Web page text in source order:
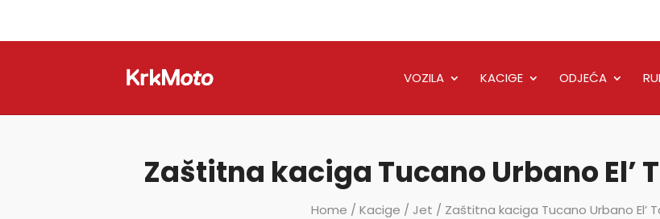
VOZILA KACIGE ODJEĆA
Zaštitna kaciga Tucano Urbano El’
Home / Kacige / Jet / Zaštitna kaciga Tucano Urbano El’